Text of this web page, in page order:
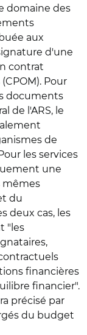
domaine des
aux
d'une
contrat
Pour
documents
de l'ARS, le
de
les services
une
mêmes
du
deux cas, les
"les
financières
financier".
précisé par
du budget